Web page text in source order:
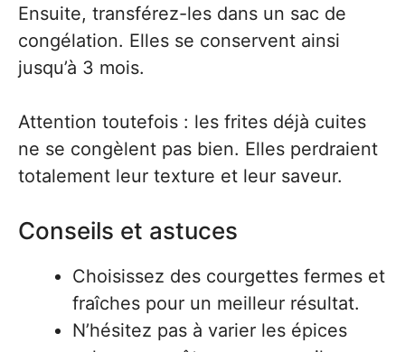
Ensuite, transférez-les dans un sac de
congélation. Elles se conservent ainsi
jusqu’à 3 mois.
Attention toutefois : les frites déjà cuites
ne se congèlent pas bien. Elles perdraient
totalement leur texture et leur saveur.
Conseils et astuces
Choisissez des courgettes fermes et
fraîches pour un meilleur résultat.
N’hésitez pas à varier les épices